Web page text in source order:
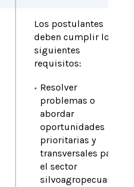
Los postulantes
deben cumplir los
siguientes
requisitos:
Resolver
problemas o
abordar
oportunidades
prioritarias y
transversales para
el sector
silvoagropecuario